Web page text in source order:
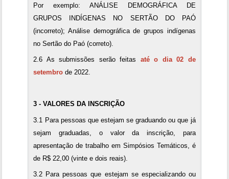
Por exemplo: ANÁLISE DEMOGRÁFICA DE
GRUPOS INDÍGENAS NO SERTÃO DO PAÓ
(incorreto); Análise demográfica de grupos indígenas
no Sertão do Paó (correto).
2.6 As submissões serão feitas até o dia 02 de
setembrode 2022.
3 - VALORES DA INSCRIÇÃO
3.1 Para pessoas que estejam se graduando ou que já
sejam graduadas, o valor da inscrição, para
apresentação de trabalho em Simpósios Temáticos, é
de R$ 22,00 (vinte e dois reais).
3.2 Para pessoas que estejam se especializando ou